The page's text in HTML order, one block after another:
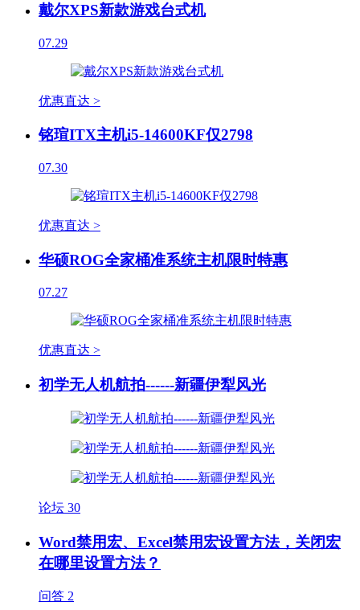
戴尔XPS新款游戏台式机
07.29
优惠直达 >
铭瑄ITX主机i5-14600KF仅2798
07.30
优惠直达 >
华硕ROG全家桶准系统主机限时特惠
07.27
优惠直达 >
初学无人机航拍------新疆伊犁风光
论坛 30
Word禁用宏、Excel禁用宏设置方法，关闭宏
在哪里设置方法？
问答 2